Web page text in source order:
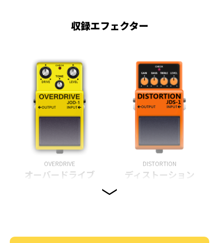
収録エフェクター
OVERDRIVE
オーバードライブ
DISTORTION
ディストーション